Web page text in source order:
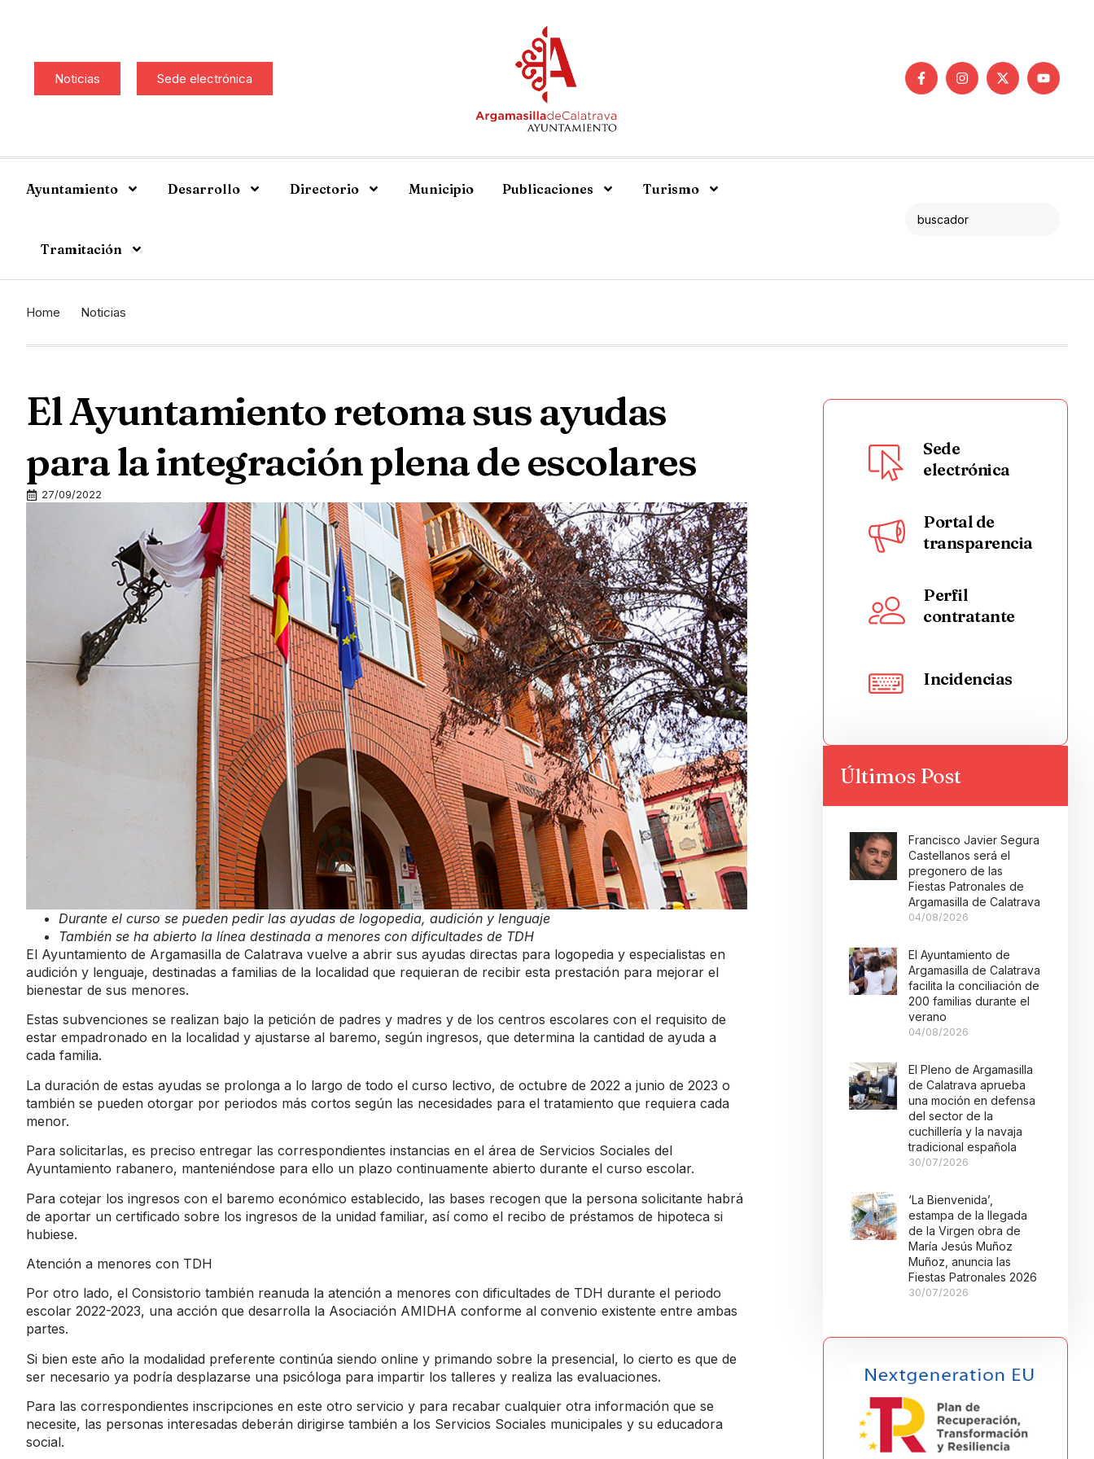
Noticias Sede electrónica
Ayuntamiento Desarrollo Directorio Municipio Publicaciones Turismo
Tramitación
Home Noticias
El Ayuntamiento retoma sus ayudas
para la integración plena de escolares
27/09/2022
Durante el curso se pueden pedir las ayudas de logopedia, audición y lenguaje
También se ha abierto la línea destinada a menores con dificultades de TDH
El Ayuntamiento de Argamasilla de Calatrava vuelve a abrir sus ayudas directas para logopedia y especialistas en
audición y lenguaje, destinadas a familias de la localidad que requieran de recibir esta prestación para mejorar el
bienestar de sus menores.
Estas subvenciones se realizan bajo la petición de padres y madres y de los centros escolares con el requisito de
estar empadronado en la localidad y ajustarse al baremo, según ingresos, que determina la cantidad de ayuda a
cada familia.
La duración de estas ayudas se prolonga a lo largo de todo el curso lectivo, de octubre de 2022 a junio de 2023 o
también se pueden otorgar por periodos más cortos según las necesidades para el tratamiento que requiera cada
menor.
Para solicitarlas, es preciso entregar las correspondientes instancias en el área de Servicios Sociales del
Ayuntamiento rabanero, manteniéndose para ello un plazo continuamente abierto durante el curso escolar.
Para cotejar los ingresos con el baremo económico establecido, las bases recogen que la persona solicitante habrá
de aportar un certificado sobre los ingresos de la unidad familiar, así como el recibo de préstamos de hipoteca si
hubiese.
Atención a menores con TDH
Por otro lado, el Consistorio también reanuda la atención a menores con dificultades de TDH durante el periodo
escolar 2022-2023, una acción que desarrolla la Asociación AMIDHA conforme al convenio existente entre ambas
partes.
Si bien este año la modalidad preferente continúa siendo online y primando sobre la presencial, lo cierto es que de
ser necesario ya podría desplazarse una psicóloga para impartir los talleres y realiza las evaluaciones.
Para las correspondientes inscripciones en este otro servicio y para recabar cualquier otra información que se
necesite, las personas interesadas deberán dirigirse también a los Servicios Sociales municipales y su educadora
social.
Sede
electrónica
Portal de
transparencia
Perfil
contratante
Incidencias
Últimos Post
Francisco Javier Segura
Castellanos será el
pregonero de las
Fiestas Patronales de
Argamasilla de Calatrava
04/08/2026
El Ayuntamiento de
Argamasilla de Calatrava
facilita la conciliación de
200 familias durante el
verano
04/08/2026
El Pleno de Argamasilla
de Calatrava aprueba
una moción en defensa
del sector de la
cuchillería y la navaja
tradicional española
30/07/2026
‘La Bienvenida’,
estampa de la llegada
de la Virgen obra de
María Jesús Muñoz
Muñoz, anuncia las
Fiestas Patronales 2026
30/07/2026